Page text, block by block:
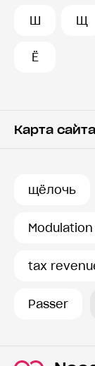
Ш Щ
Ё
Карта сайта
щёлочь
Modulation
tax
Passer